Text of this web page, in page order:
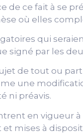
de ce fait à se
où elles
qui
signé par les
de tout ou
une
ni préavis.
en vigueur
mises à